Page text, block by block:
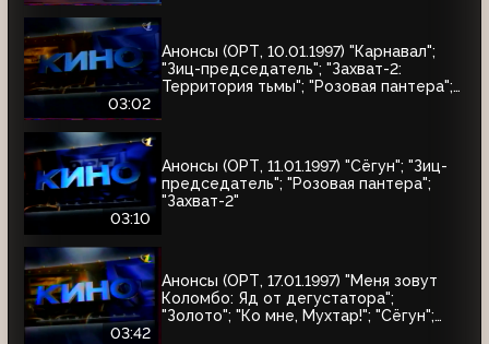
03:02
Анонсы (ОРТ, 10.01.1997) "Карнавал";
"Зиц-председатель"; "Захват-2:
Территория тьмы"; "Розовая пантера";
03:10
Анонсы (ОРТ, 11.01.1997) "Сёгун"; "Зиц-
председатель"; "Розовая пантера";
"Захват-2"
03:42
Анонсы (ОРТ, 17.01.1997) "Меня зовут
Коломбо: Яд от дегустатора";
"Золото"; "Ко мне, Мухтар!"; "Сёгун";